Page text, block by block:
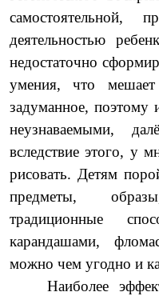
самостоятельной,
деятельностью
недостаточно
умения, что
задуманное, поэтому
неузнаваемыми,
вследствие этого, у
рисовать. Детям
предметы,
традиционные
карандашами,
можно чем угодно и
Наиболее